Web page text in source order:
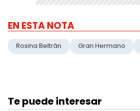
EN ESTA NOTA
Rosina Beltrán Gran Hermano